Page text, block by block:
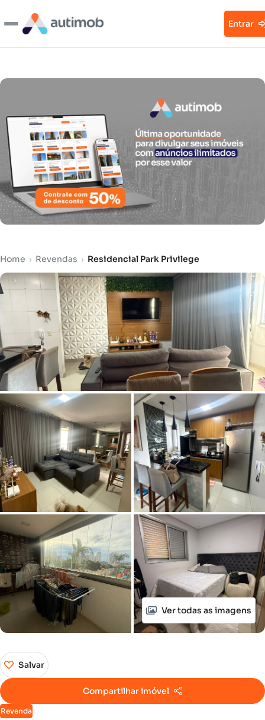
Entrar
Home › Revendas › Residencial Park Privilege
Ver todas as imagens
Revenda
Salvar
Compartilhar imóvel